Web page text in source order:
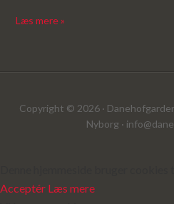
Læs mere »
Copyright © 2026 ·
Nyborg ·
Acceptér Læs mere